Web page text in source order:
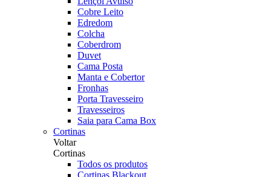
Cobre Leito
Edredom
Colcha
Coberdrom
Duvet
Cama Posta
Manta e Cobertor
Fronhas
Porta Travesseiro
Travesseiros
Saia para Cama Box
Cortinas
Voltar
Cortinas
Todos os produtos
Cortinas Blackout